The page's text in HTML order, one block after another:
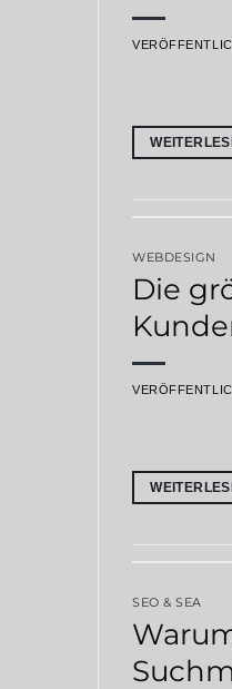
WEBDESIGN
Die
SEO & SEA